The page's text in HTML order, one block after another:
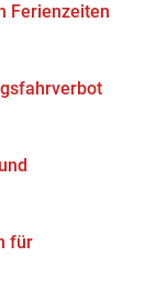
Ferienzeiten
für